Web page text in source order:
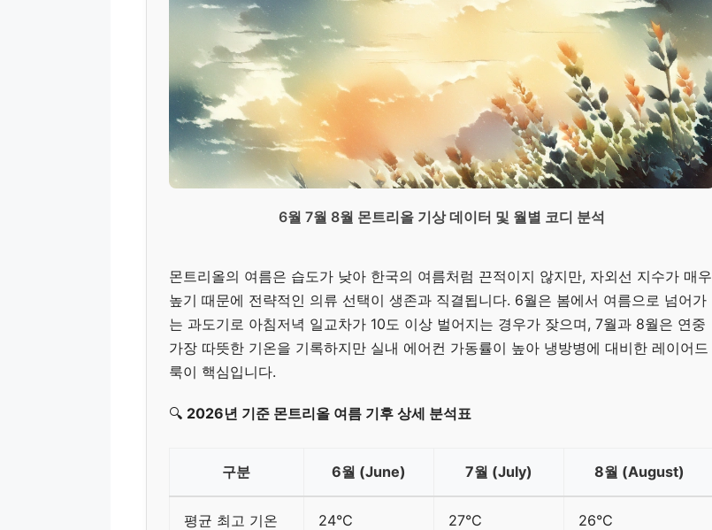
6월 7월 8월 몬트리올 기상 데이터 및 월별 코디 분석
몬트리올의 여름은 습도가 낮아 한국의 여름처럼 끈적이지 않지만, 자외선 지수가 매우
높기 때문에 전략적인 의류 선택이 생존과 직결됩니다. 6월은 봄에서 여름으로 넘어가
는 과도기로 아침저녁 일교차가 10도 이상 벌어지는 경우가 잦으며, 7월과 8월은 연중
가장 따뜻한 기온을 기록하지만 실내 에어컨 가동률이 높아 냉방병에 대비한 레이어드
룩이 핵심입니다.
🔍 2026년 기준 몬트리올 여름 기후 상세 분석표
구분 6월 (June) 7월 (July) 8월 (August)
평균 최고 기온 24°C 27°C 26°C